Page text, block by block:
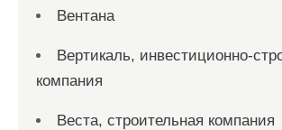
Вентана
Вертикаль, инвестиционно-
компания
Веста, строительная компания